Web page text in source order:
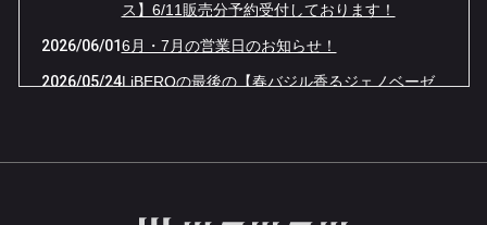
ス】6/11販売分予約受付しております！
2026/06/016月・7月の営業日のお知らせ！
2026/05/24LiBEROの最後の【春バジル香るジェノベーゼ
21周年感謝コースのお知らせ